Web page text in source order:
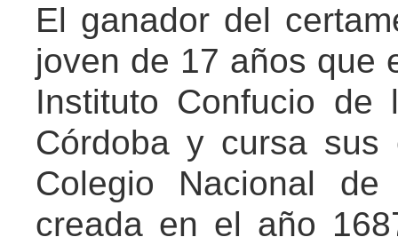
El ganador del
joven de 17 años que
Instituto Confucio de
Córdoba y cursa sus
Colegio Nacional de
creada en el año